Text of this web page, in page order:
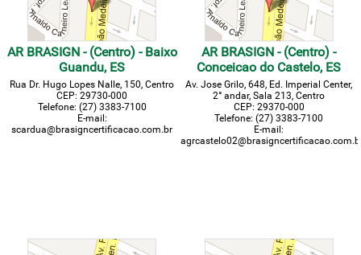
AR BRASIGN - (Centro) - Baixo
Guandu, ES
Rua Dr. Hugo Lopes Nalle, 150, Centro
CEP: 29730-000
Telefone: (27) 3383-7100
E-mail:
scardua@brasigncertificacao.com.br
AR BRASIGN - (Centro) -
Conceicao do Castelo, ES
Av. Jose Grilo, 648, Ed. Imperial Center,
2° andar, Sala 213, Centro
CEP: 29370-000
Telefone: (27) 3383-7100
E-mail: